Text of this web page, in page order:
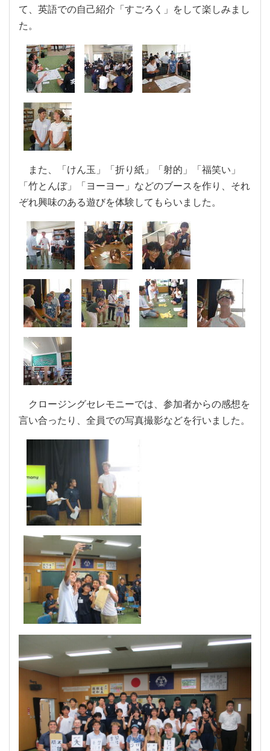
て、英語での自己紹介「すごろく」をして楽しみまし
た。
また、「けん玉」「折り紙」「射的」「福笑い」
「竹とんぼ」「ヨーヨー」などのブースを作り、それ
ぞれ興味のある遊びを体験してもらいました。
クロージングセレモニーでは、参加者からの感想を
言い合ったり、全員での写真撮影などを行いました。